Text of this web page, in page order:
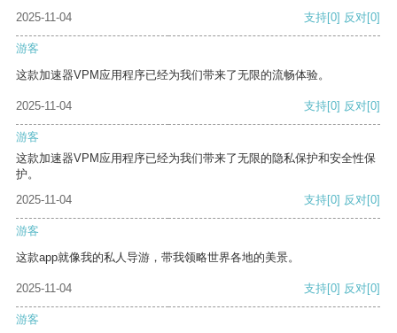
2025-11-04
支持[0] 反对[0]
游客
这款加速器VPM应用程序已经为我们带来了无限的流畅体验。
2025-11-04 支持[0] 反对[0]
游客
这款加速器VPM应用程序已经为我们带来了无限的隐私保护和安全性保
护。
2025-11-04
支持[0] 反对[0]
游客
这款app就像我的私人导游，带我领略世界各地的美景。
2025-11-04 支持[0] 反对[0]
游客